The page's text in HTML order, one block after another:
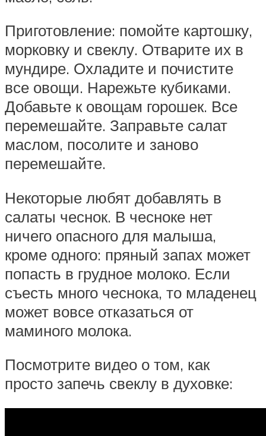
Приготовление: помойте картошку,
морковку и свеклу. Отварите их в
мундире. Охладите и почистите
все овощи. Нарежьте кубиками.
Добавьте к овощам горошек. Все
перемешайте. Заправьте салат
маслом, посолите и заново
перемешайте.
Некоторые любят добавлять в
салаты чеснок. В чесноке нет
ничего опасного для малыша,
кроме одного: пряный запах может
попасть в грудное молоко. Если
съесть много чеснока, то младенец
может вовсе отказаться от
маминого молока.
Посмотрите видео о том, как
просто запечь свеклу в духовке: